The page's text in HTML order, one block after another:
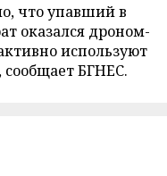
что упавший в
оказался дроном-
используют
БГНЕС.